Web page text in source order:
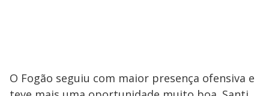
O Fogão seguiu com maior presença ofensiva e